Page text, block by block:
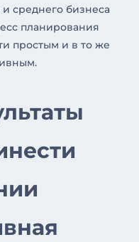
среднего бизнеса
планирования
простым и в то же